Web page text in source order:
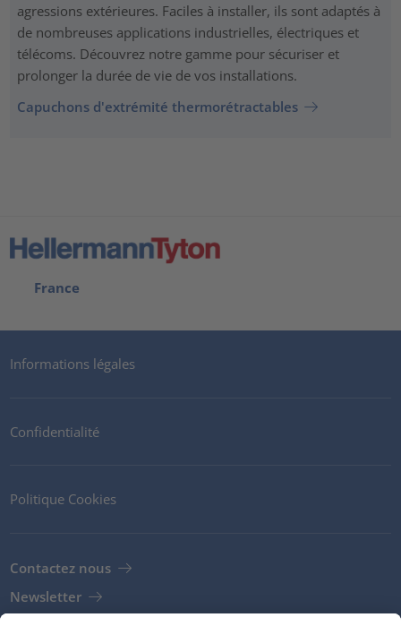
agressions extérieures. Faciles à installer, ils sont adaptés à
de nombreuses applications industrielles, électriques et
télécoms. Découvrez notre gamme pour sécuriser et
prolonger la durée de vie de vos installations.
Capuchons d'extrémité thermorétractables
France
Informations légales
Confidentialité
Politique Cookies
Contactez nous
Newsletter